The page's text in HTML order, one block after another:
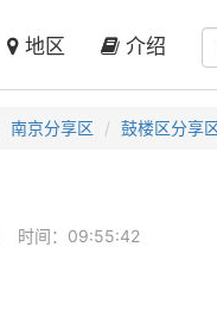
地区 介绍
南京分享区 鼓楼区分享
时间：09:55:42